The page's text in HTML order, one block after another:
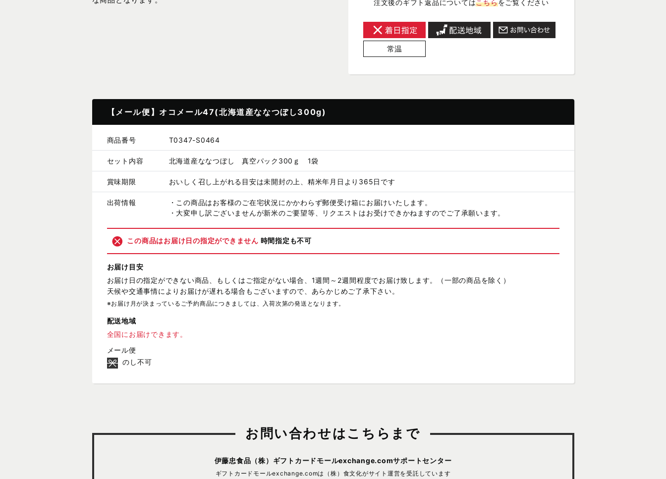
注文後のギフト返品についてはこちらをご覧ください
常温
【メール便】オコメール47(北海道産ななつぼし300g)
商品番号 T0347-S0464
セット内容 北海道産ななつぼし 真空パック300ｇ 1袋
賞味期限 おいしく召し上がれる目安は未開封の上、精米年月日より365日です
出荷情報
・この商品はお客様のご在宅状況にかかわらず郵便受け箱にお届けいたします。
・大変申し訳ございませんが新米のご要望等、リクエストはお受けできかねますのでご了承願います。
この商品はお届け日の指定ができません 時間指定も不可
お届け目安
お届け日の指定ができない商品、もしくはご指定がない場合、1週間～2週間程度でお届け致します。（一部の商品を除く）
天候や交通事情によりお届けが遅れる場合もございますので、あらかじめご了承下さい。
※お届け月が決まっているご予約商品につきましては、入荷次第の発送となります。
配送地域
全国にお届けできます。
メール便
のし不可
お問い合わせはこちらまで
伊藤忠食品（株） ギフトカードモールexchange.comサポートセンター
ギフトカードモールexchange.comは （株）食文化がサイト運営を受託しています